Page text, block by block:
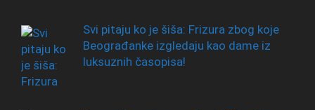
Svi pitaju ko je šiša: Frizura zbog koje
Beograđanke izgledaju kao dame iz
luksuznih časopisa!